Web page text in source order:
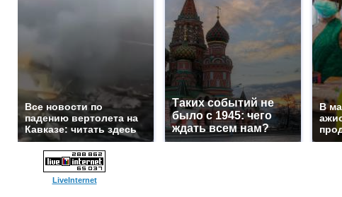
Все новости по
падению вертолета на
Кавказе: читать здесь
Таких событий не
было с 1945: чего
ждать всем нам?
В
LiveInternet